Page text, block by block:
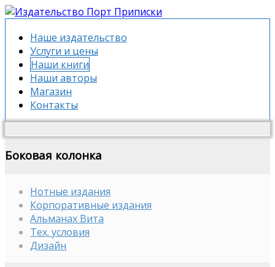
Наше издательство
Услуги и цены
Наши книги
Наши авторы
Магазин
Контакты
Боковая колонка
Нотные издания
Корпоративные издания
Альманах Вита
Тех. условия
Дизайн